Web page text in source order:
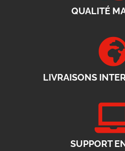
QUALITÉ
LIVRAISONS
SUPPORT